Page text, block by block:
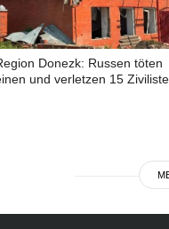
Donezk: Russen töten
und verletzen 15